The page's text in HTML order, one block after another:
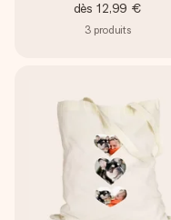
dès 12,99 €
3 produits